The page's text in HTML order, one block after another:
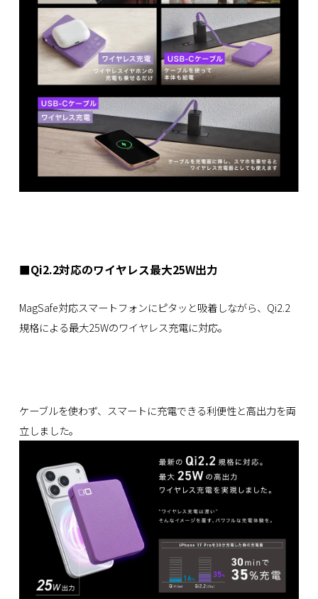
■Qi2.2対応のワイヤレス最大25W出力
MagSafe対応スマートフォンにピタッと吸着しながら、Qi2.2
規格による最大25Wのワイヤレス充電に対応。
ケーブルを使わず、スマートに充電できる利便性と高出力を両
立しました。